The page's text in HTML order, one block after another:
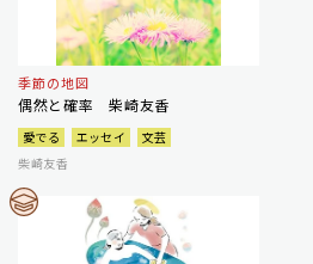
季節の地図
偶然と確率 柴崎友香
愛でる エッセイ
文芸
柴崎友香